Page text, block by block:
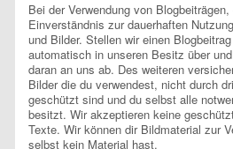
Bei der Verwendung von
Einverständnis zur dauerhaften
und Bilder. Stellen wir einen
automatisch in unseren Besitz über
daran an uns ab. Des weiteren
Bilder die du verwendest, nicht durch
geschützt sind und du selbst alle
besitzt. Wir akzeptieren keine
Texte. Wir können dir Bildmaterial zur
selbst kein Material hast.